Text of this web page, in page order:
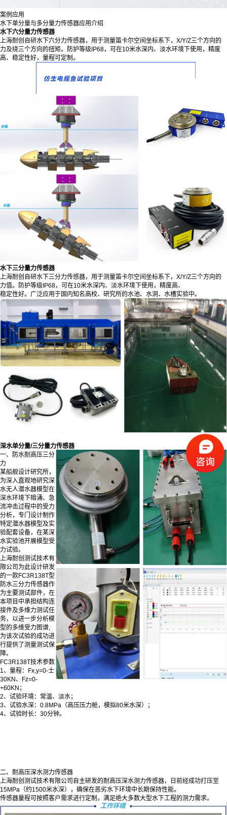
案例应用
水下单分量与多分量力传感器应用介绍
水下六分量力传感器
上海耐创自研水下六分力传感器，用于测量笛卡尔空间坐标系下，X/Y/Z三个方向的
力及绕三个方向的扭矩。防护等级IP68，可在10米水深内、淡水环境下使用，精度
高、稳定性好，量程可定制。
水下三分量力传感器
上海耐创自研水下三分力传感器，用于测量笛卡尔空间坐标系下，X/Y/Z三个方向的
力值。防护等级IP68，可在10米水深内、淡水环境下使用，精度高、
稳定性好。广泛应用于国内知名高校、研究所的水池、水洞、水槽实验中。
深水单分量/三分量力传感器
一、防水耐高压三分
力
某船舰设计研究所，
为深入直观地研究深
水无人潜水器模型在
深水环境下暗涌、急
流冲击过程中的受力
分析，专门设计制作
特定潜水器模型及实
验配套设备，在某深
水实验池开展模型受
力试验。
上海耐创测试技术有
限公司为此设计研发
的一款FC3R138T型
防水三分力传感器作
为主要测试部件，在
本项目中承担结构连
接件及多维力测试任
务，以进一步分析模
型的多维受力图谱,
为该次试验的成功进
行提供了测量测试保
障。
FC3R138T技术参数
1、量程：Fx,y=0-士
30KN、Fz=0-
+60KN；
2、试验环境：常温、淡水；
3、试验水深：0.8MPa（高压压力舱，模拟80米水深）；
4、试验时长：30分钟。
二、耐高压深水测力传感器
上海耐创测试技术有限公司自主研发的耐高压深水测力传感器，日前经成功打压至
15MPa（约1500米水深），确保在恶劣水下环境中长期保持性能。
传感器量程可按照客户需求进行定制，满足绝大多数大型水下工程的测力需求。